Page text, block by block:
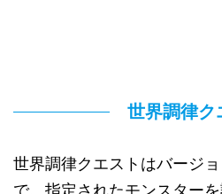
世界調律ク
世界調律クエストはバージ
で、指定されたモンスター